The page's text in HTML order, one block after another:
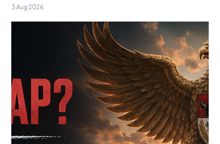
3 Aug 2026